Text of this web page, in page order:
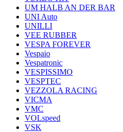
UM HALB AN DER BAR
UNI Auto
UNILLI
VEE RUBBER
VESPA FOREVER
Vespaio
Vespatronic
VESPISSIMO
VESPTEC
VEZZOLA RACING
VICMA
VMC
VOLspeed
VSK